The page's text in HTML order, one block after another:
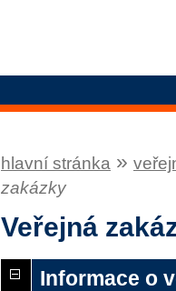
hlavní stránka »
zakázky
Veřejná
Informace o